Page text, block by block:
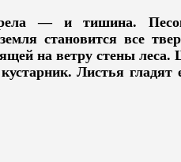
— и тишина.
становится все
на ветру стены леса.
Листья